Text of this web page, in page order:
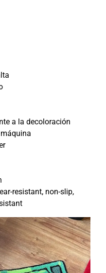
a la decoloración
resistant, non-slip,